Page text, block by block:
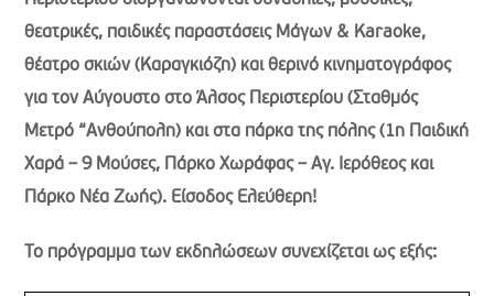
θεατρικές, παιδικές παραστάσεις Μάγων & Κaraoke,
θέατρο σκιών (Καραγκιόζη) και θερινό κινηματογράφος
για τον Αύγουστο στο Άλσος Περιστερίου (Σταθμός
Μετρό “Ανθούπολη) και στα πάρκα της πόλης (1η Παιδική
Χαρά – 9 Μούσες, Πάρκο Χωράφας – Αγ. Ιερόθεος και
Πάρκο Νέα Ζωής). Είσοδος Ελεύθερη!
Το πρόγραμμα των εκδηλώσεων συνεχίζεται ως εξής: